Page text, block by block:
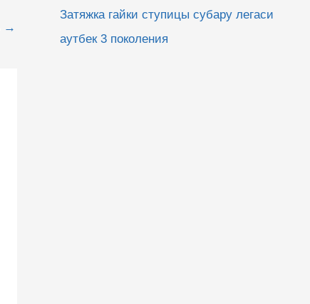
→
Затяжка гайки ступицы субару легаси
аутбек 3 поколения